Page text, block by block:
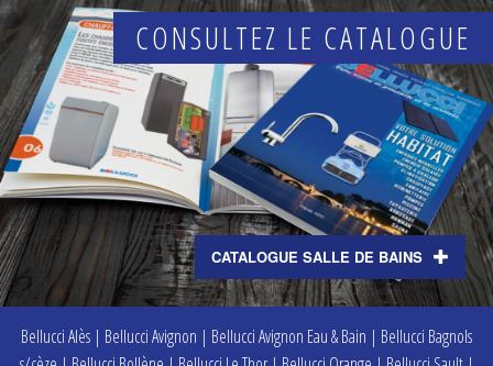
CONSULTEZ LE CATALOGUE
CATALOGUE SALLE DE BAINS
Bellucci Alès | Bellucci Avignon | Bellucci Avignon Eau & Bain | Bellucci Bagnols